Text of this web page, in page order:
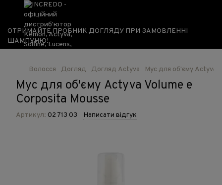
ОТРИМАЙТЕ ПРОБНИК ДОГЛЯДУ ПРИ ЗАМОВЛЕННІ
ШАМПУНЮ!
Волосся Догляд Догляд Actyva Мус для об'єму Actyva
Мус для об'єму Actyva Volume e
Corposita Mousse
Артикул: 02 713 03 Написати відгук